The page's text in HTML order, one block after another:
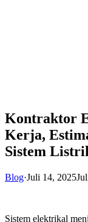
Kontraktor
Kerja,
Sistem
Blog·Juli 14, 2025
Sistem elektrikal